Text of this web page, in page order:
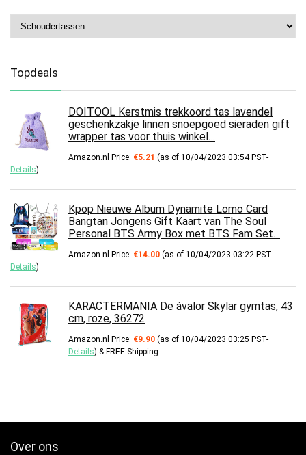
Topdeals
DOITOOL Kerstmis trekkoord tas lavendel
geschenkzakje linnen snoepgoed sieraden gift
wrapper tas voor thuis winkel…
Amazon.nl Price: €5.21 (as of 10/04/2023 03:54 PST-
Details)
Kpop Nieuwe Album Dynamite Lomo Card
Bangtan Jongens Gift Kaart van The Soul
Personal BTS Army Box met BTS Fam Set…
Amazon.nl Price: €14.00 (as of 10/04/2023 03:22 PST-
Details)
KARACTERMANIA De ávalor Skylar gymtas, 43
cm, roze, 36272
Amazon.nl Price: €9.90 (as of 10/04/2023 03:25 PST-
Details) & FREE Shipping.
Over ons